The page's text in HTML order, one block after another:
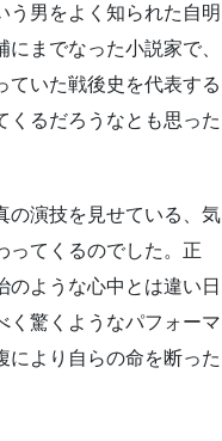
う男をよく知られた自明
までなった小説家で、
ていた戦後史を代表する
くるだろうなとも思った
の演技を見せている、気
ってくるのでした。正
ような心中とは違い日
く驚くようなパフォーマ
により自らの命を断った